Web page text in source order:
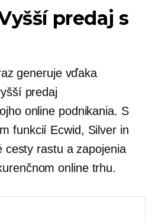
predaj s
generuje vďaka
predaj
online podnikania. S
funkcií Ecwid, Silver in
cesty rastu a zapojenia
online trhu.